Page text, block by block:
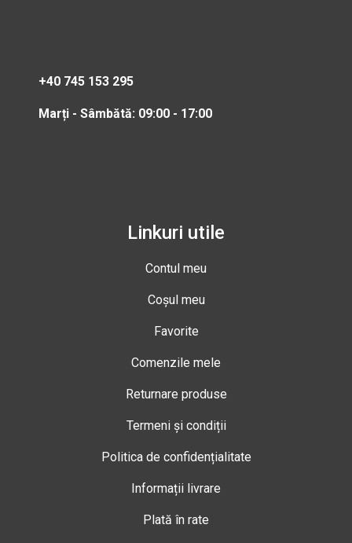
+40 745 153 295
Marți - Sâmbătă: 09:00 - 17:00
Linkuri utile
Contul meu
Coșul meu
Favorite
Comenzile mele
Returnare produse
Termeni și condiții
Politica de confidențialitate
Informații livrare
Plată în rate